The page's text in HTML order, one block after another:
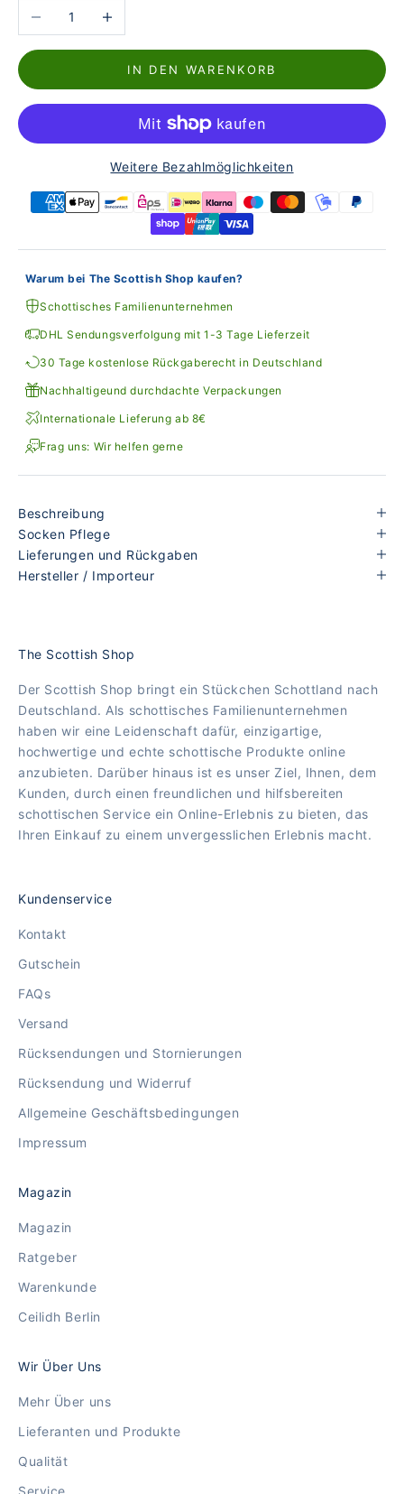
Anzahl verringernAnzahl erhöhen
IN DEN WARENKORB
Weitere Bezahlmöglichkeiten
Warum bei The Scottish Shop kaufen?
Schottisches Familienunternehmen
DHL Sendungsverfolgung mit 1-3 Tage Lieferzeit
30 Tage kostenlose Rückgaberecht in Deutschland
Nachhaltigeund durchdachte Verpackungen
Internationale Lieferung ab 8€
Frag uns: Wir helfen gerne
Beschreibung
Socken Pflege
Lieferungen und Rückgaben
Hersteller / Importeur
The Scottish Shop
Der Scottish Shop bringt ein Stückchen Schottland nach
Deutschland. Als schottisches Familienunternehmen
haben wir eine Leidenschaft dafür, einzigartige,
hochwertige und echte schottische Produkte online
anzubieten. Darüber hinaus ist es unser Ziel, Ihnen, dem
Kunden, durch einen freundlichen und hilfsbereiten
schottischen Service ein Online-Erlebnis zu bieten, das
Ihren Einkauf zu einem unvergesslichen Erlebnis macht.
Kundenservice
Kontakt
Gutschein
FAQs
Versand
Rücksendungen und Stornierungen
Rücksendung und Widerruf
Allgemeine Geschäftsbedingungen
Impressum
Magazin
Magazin
Ratgeber
Warenkunde
Ceilidh Berlin
Wir Über Uns
Mehr Über uns
Lieferanten und Produkte
Qualität
Service